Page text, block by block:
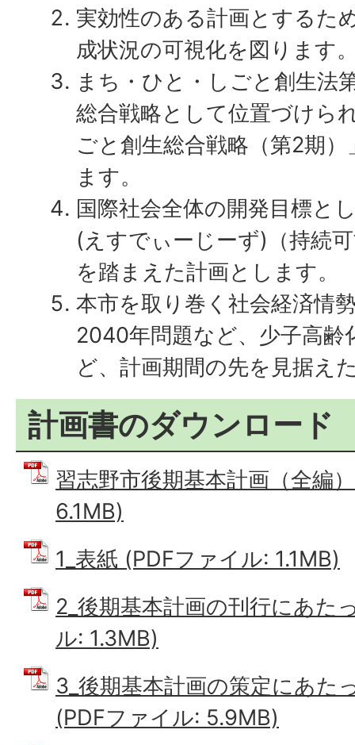
実効性のある計画とするた
成状況の可視化を図ります
まち・ひと・しごと創生法
総合戦略として位置づけら
ごと創生総合戦略（第2期
ます。
国際社会全体の開発目標と
(えすでぃーじーず)（持続
を踏まえた計画とします。
本市を取り巻く社会経済情
2040年問題など、少子高齢
ど、計画期間の先を見据え
計画書のダウンロード
習志野市後期基本計画（全編
6.1MB)
1_表紙 (PDFファイル: 1.1MB)
2_後期基本計画の刊行にあた
ル: 1.3MB)
3_後期基本計画の策定にあ
(PDFファイル: 5.9MB)